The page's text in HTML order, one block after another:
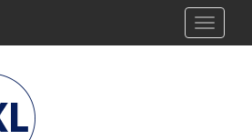
Toggle